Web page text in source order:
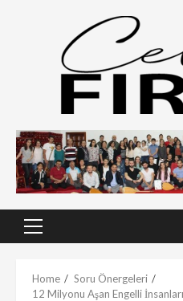
Primary
Home
Soru Önergeleri
12 Milyonu Aşan Engelli